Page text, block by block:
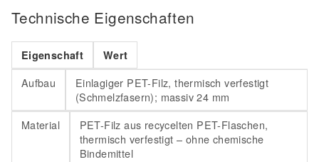
Technische Eigenschaften
Eigenschaft Wert
Aufbau
Einlagiger PET-Filz, thermisch verfestigt
(Schmelzfasern); massiv 24 mm
Material
PET-Filz aus recycelten PET-Flaschen,
thermisch verfestigt – ohne chemische
Bindemittel